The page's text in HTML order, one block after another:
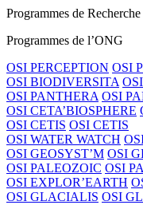
Programmes de Recherche
Programmes de l’ONG
OSI PERCEPTION OSI
OSI BIODIVERSITA
OSI PANTHERA OSI
OSI CETA’BIOSPHERE
OSI CETIS OSI CETIS
OSI WATER WATCH
OSI GEOSYST’M OSI
OSI PALEOZOIC OSI
OSI EXPLOR’EARTH
OSI GLACIALIS OSI